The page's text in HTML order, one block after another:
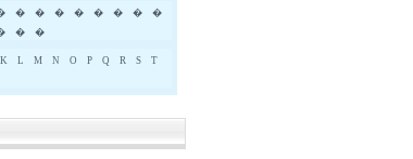
� � � � � � �
�
� �
K L M N O P Q R S
T